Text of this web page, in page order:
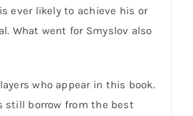
ever likely to achieve his or
What went for Smyslov also
who appear in this book.
still borrow from the best